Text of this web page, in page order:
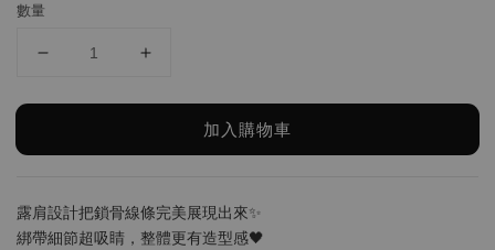
數量
加入購物車
露肩設計把鎖骨線條完美展現出來✨
綁帶細節超吸睛，整體更有造型感🖤